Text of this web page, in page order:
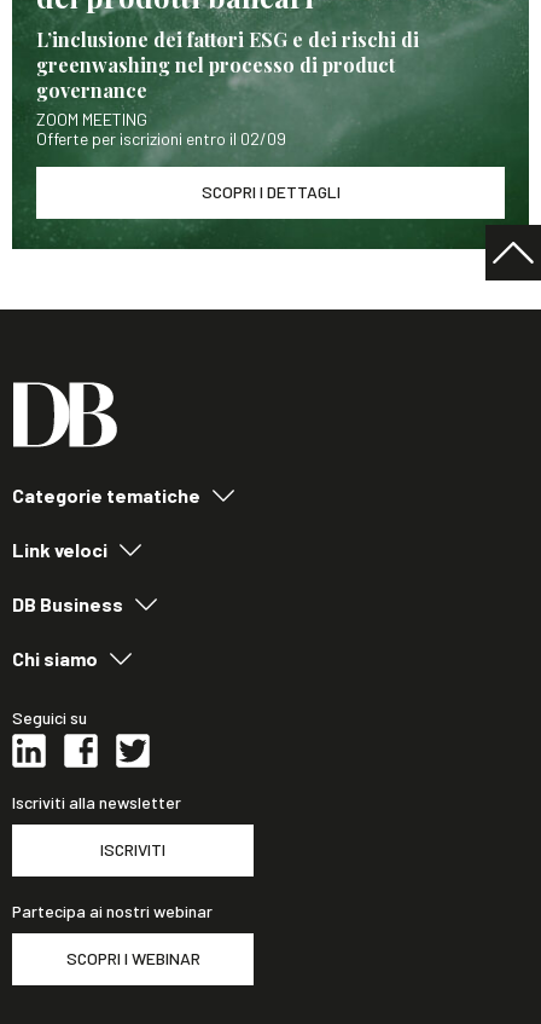
L’inclusione dei fattori ESG e dei rischi di
greenwashing nel processo di product
governance
ZOOM MEETING
Offerte per iscrizioni entro il 02/09
SCOPRI I DETTAGLI
Categorie tematiche
Link veloci
DB Business
Chi siamo
Seguici su
Iscriviti alla newsletter
ISCRIVITI
Partecipa ai nostri webinar
SCOPRI I WEBINAR